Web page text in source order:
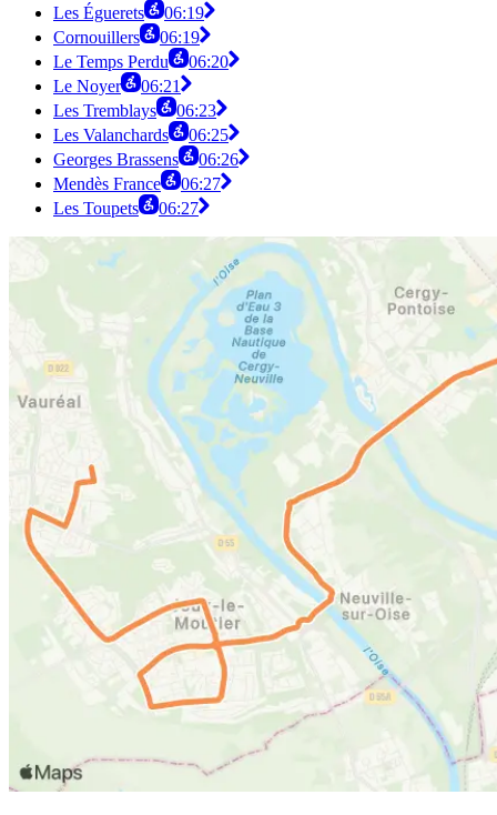
Les Éguerets
06:19
Cornouillers
06:19
Le Temps Perdu
06:20
Le Noyer
06:21
Les Tremblays
06:23
Les Valanchards
06:25
Georges Brassens
06:26
Mendès France
06:27
Les Toupets
06:27